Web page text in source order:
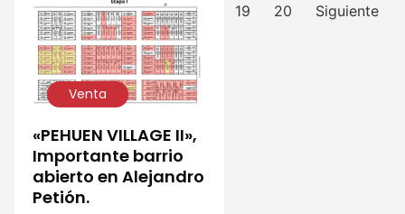
Venta
«PEHUEN VILLAGE II»,
Importante barrio
abierto en Alejandro
Petión.
19 20 Siguiente